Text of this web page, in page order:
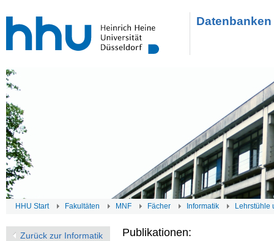
HHU Start Fakultäten MNF Fächer Informatik Lehrstühle
Zurück zur Informatik Publikationen: